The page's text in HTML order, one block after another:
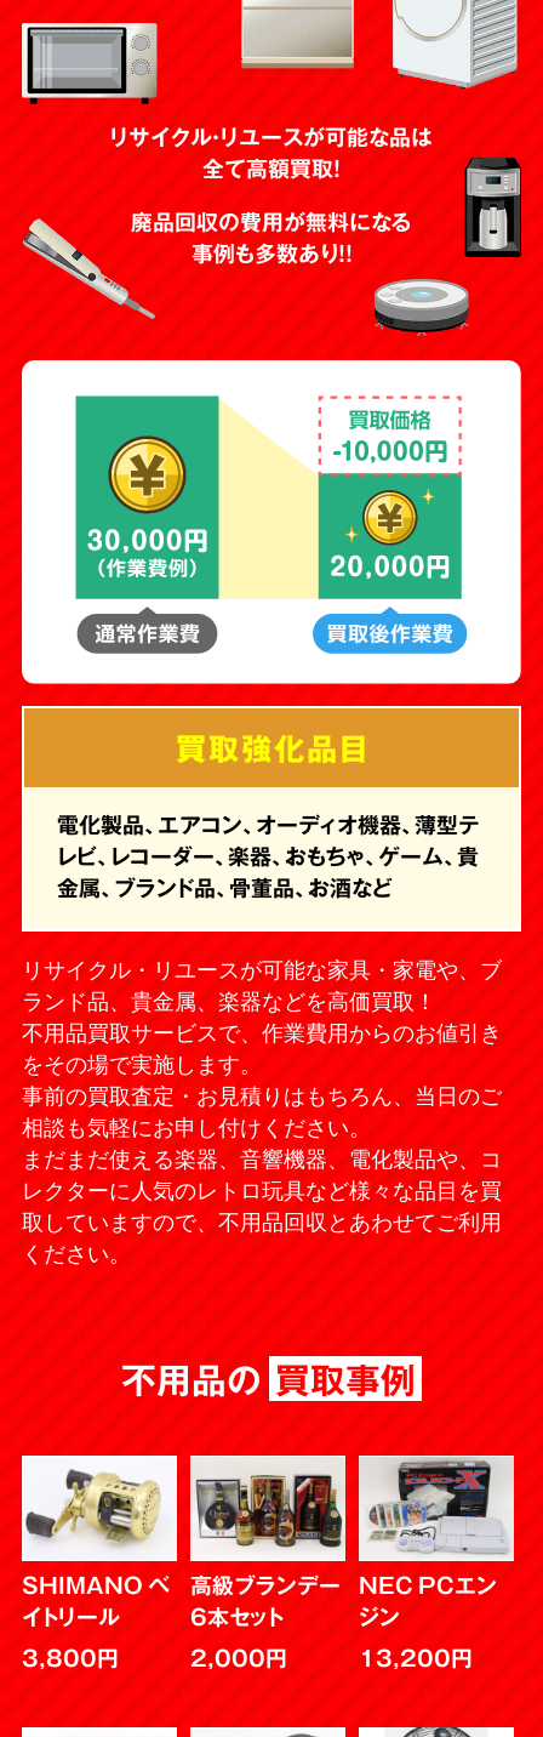
リサイクル・リユースが可能な品は
全て高額買取！
廃品回収の費用が無料になる
事例も多数あり！！
買取強化品目
電化製品、エアコン、オーディオ機器、薄型テ
レビ、レコーダー、楽器、おもちゃ、ゲーム、貴
金属、ブランド品、骨董品、お酒など
リサイクル・リユースが可能な家具・家電や、ブ
ランド品、貴金属、楽器などを高価買取！
不用品買取サービスで、作業費用からのお値引き
をその場で実施します。
事前の買取査定・お見積りはもちろん、当日のご
相談も気軽にお申し付けください。
まだまだ使える楽器、音響機器、電化製品や、コ
レクターに人気のレトロ玩具など様々な品目を買
取していますので、不用品回収とあわせてご利用
ください。
不用品の 買取事例
SHIMANO ベ
イトリール
3,800円
高級ブランデー
6本セット
2,000円
NEC PCエン
ジン
13,200円